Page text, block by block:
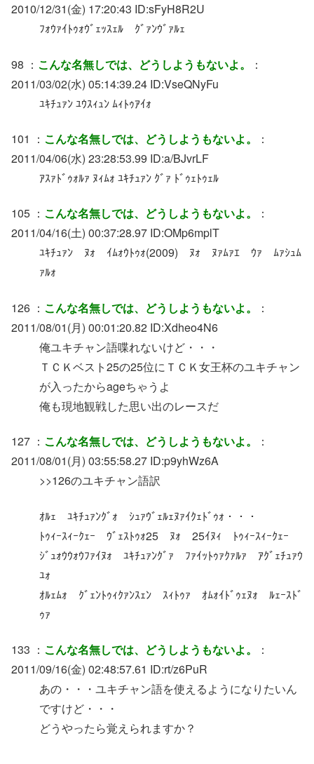
2010/12/31(金) 17:20:43 ID:sFyH8R2U
ﾌｫｳｧｲﾄｩｫｳﾞｪｯｽｪﾙ ｸﾞｧﾝｳﾞｧﾙｪ
98 ： こんな名無しでは、どうしようもないよ。
：
2011/03/02(水) 05:14:39.24 ID:VseQNyFu
ﾕｷﾁｭｧﾝ ﾕｳｽｨｭﾝ ﾑｨﾄｩｱｲｫ
101 ： こんな名無しでは、どうしようもないよ。
：
2011/04/06(水) 23:28:53.99 ID:a/BJvrLF
ｱｽｧﾄﾞｩｫﾙｧ ﾇｨﾑｫ ﾕｷﾁｭｧﾝ ｸﾞｧ ﾄﾞｩｪﾄｩｪﾙ
105 ： こんな名無しでは、どうしようもないよ。
：
2011/04/16(土) 00:37:28.97 ID:OMp6mplT
ﾕｷﾁｭｧﾝ ﾇｫ ｲﾑｫｳﾄｩｫ(2009) ﾇｫ ﾇｧﾑｧｴ ｳｧ ﾑｧｼｭﾑ
ｧﾙｫ
126 ： こんな名無しでは、どうしようもないよ。
：
2011/08/01(月) 00:01:20.82 ID:Xdheo4N6
俺ユキチャン語喋れないけど・・・
ＴＣＫベスト25の25位にＴＣＫ女王杯のユキチャン
が入ったからageちゃうよ
俺も現地観戦した思い出のレースだ
127 ： こんな名無しでは、どうしようもないよ。
：
2011/08/01(月) 03:55:58.27 ID:p9yhWz6A
>>126のユキチャン語訳
ｵﾙｪ ﾕｷﾁｭｧﾝｸﾞｫ ｼｭｧｳﾞｪﾙｪﾇｧｲｸｪﾄﾞｩｫ・・・
ﾄｩｨｰｽｨｰｸｪｰ ｳﾞｪｽﾄｩｫ25 ﾇｫ 25ｲﾇｨ ﾄｩｨｰｽｨｰｸｪｰ
ｼﾞｭｫｳｳｫｳﾌｧｲﾇｫ ﾕｷﾁｭｧﾝｸﾞｧ ﾌｧｲｯﾄｩｧｸｧﾙｧ ｱｸﾞｪﾁｭｧｳ
ﾕｫ
ｵﾙｪﾑｫ ｸﾞｪﾝﾄｩｨｸｧﾝｽｪﾝ ｽｨﾄｩｧ ｵﾑｫｲﾄﾞｩｪﾇｫ ﾙｪｰｽﾄﾞ
ｩｧ
133 ： こんな名無しでは、どうしようもないよ。
：
2011/09/16(金) 02:48:57.61 ID:rt/z6PuR
あの・・・ユキチャン語を使えるようになりたいん
ですけど・・・
どうやったら覚えられますか？